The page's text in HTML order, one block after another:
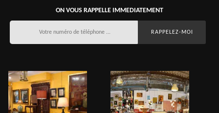
ON VOUS RAPPELLE IMMEDIATEMENT